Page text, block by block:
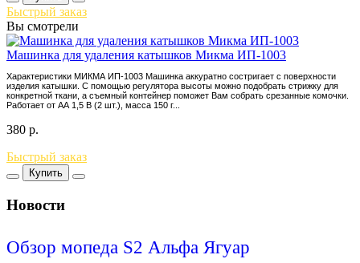
Быстрый заказ
Вы смотрели
Машинка для удаления катышков Микма ИП-1003
Характеристики МИКМА ИП-1003 Машинка аккуратно состригает с поверхности
изделия катышки. С помощью регулятора высоты можно подобрать стрижку для
конкретной ткани, а съемный контейнер поможет Вам собрать срезанные комочки.
Работает от АА 1,5 В (2 шт.), масса 150 г...
380 р.
Быстрый заказ
Купить
Новости
Обзор мопеда S2 Альфа Ягуар